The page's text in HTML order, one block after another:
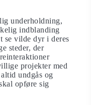
underholdning,
indblanding
se vilde dyr i deres
steder, der
projekter med
undgås og
opføre sig